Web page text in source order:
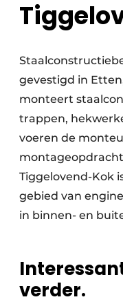
gevestigd in
monteert
trappen,
voeren de
Tiggelovend-Kok
gebied van
in binnen- en
verder.